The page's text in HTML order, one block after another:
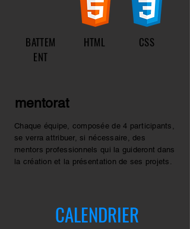
BATTEM
ENT
HTML CSS
mentorat
Chaque équipe, composée de 4 participants,
se verra attribuer, si nécessaire, des
mentors professionnels qui la guideront dans
la création et la présentation de ses projets.
CALENDRIER